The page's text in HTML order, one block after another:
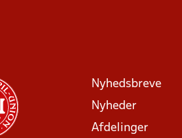
Nyhedsbreve
Nyheder
Afdelinger